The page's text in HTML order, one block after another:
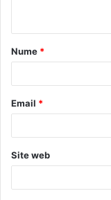
a
r
*
Nume *
Email *
Site web